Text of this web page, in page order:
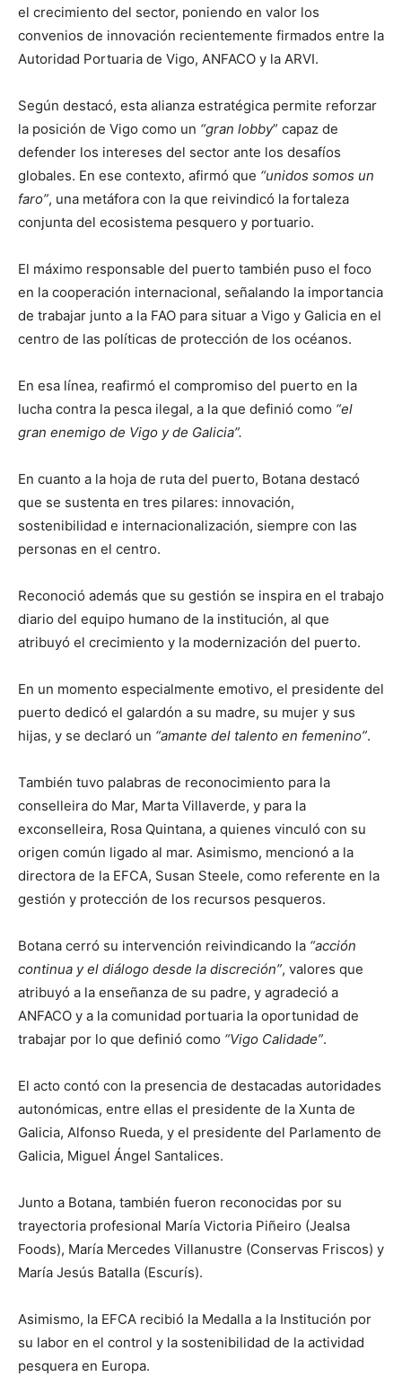
el crecimiento del sector, poniendo en valor los
convenios de innovación recientemente firmados entre la
Autoridad Portuaria de Vigo, ANFACO y la ARVI.
Según destacó, esta alianza estratégica permite reforzar
la posición de Vigo como un “gran lobby” capaz de
defender los intereses del sector ante los desafíos
globales. En ese contexto, afirmó que “unidos somos un
faro”, una metáfora con la que reivindicó la fortaleza
conjunta del ecosistema pesquero y portuario.
El máximo responsable del puerto también puso el foco
en la cooperación internacional, señalando la importancia
de trabajar junto a la FAO para situar a Vigo y Galicia en el
centro de las políticas de protección de los océanos.
En esa línea, reafirmó el compromiso del puerto en la
lucha contra la pesca ilegal, a la que definió como “el
gran enemigo de Vigo y de Galicia”.
En cuanto a la hoja de ruta del puerto, Botana destacó
que se sustenta en tres pilares: innovación,
sostenibilidad e internacionalización, siempre con las
personas en el centro.
Reconoció además que su gestión se inspira en el trabajo
diario del equipo humano de la institución, al que
atribuyó el crecimiento y la modernización del puerto.
En un momento especialmente emotivo, el presidente del
puerto dedicó el galardón a su madre, su mujer y sus
hijas, y se declaró un “amante del talento en femenino”.
También tuvo palabras de reconocimiento para la
conselleira do Mar, Marta Villaverde, y para la
exconselleira, Rosa Quintana, a quienes vinculó con su
origen común ligado al mar. Asimismo, mencionó a la
directora de la EFCA, Susan Steele, como referente en la
gestión y protección de los recursos pesqueros.
Botana cerró su intervención reivindicando la “acción
continua y el diálogo desde la discreción”, valores que
atribuyó a la enseñanza de su padre, y agradeció a
ANFACO y a la comunidad portuaria la oportunidad de
trabajar por lo que definió como “Vigo Calidade”.
El acto contó con la presencia de destacadas autoridades
autonómicas, entre ellas el presidente de la Xunta de
Galicia, Alfonso Rueda, y el presidente del Parlamento de
Galicia, Miguel Ángel Santalices.
Junto a Botana, también fueron reconocidas por su
trayectoria profesional María Victoria Piñeiro (Jealsa
Foods), María Mercedes Villanustre (Conservas Friscos) y
María Jesús Batalla (Escurís).
Asimismo, la EFCA recibió la Medalla a la Institución por
su labor en el control y la sostenibilidad de la actividad
pesquera en Europa.